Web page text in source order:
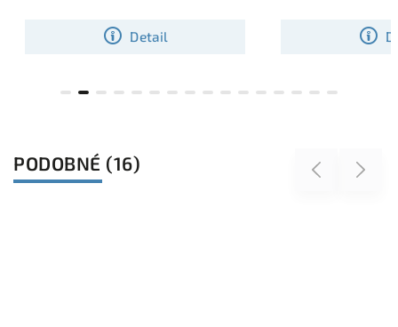
Detail
PODOBNÉ (16) Previous Next